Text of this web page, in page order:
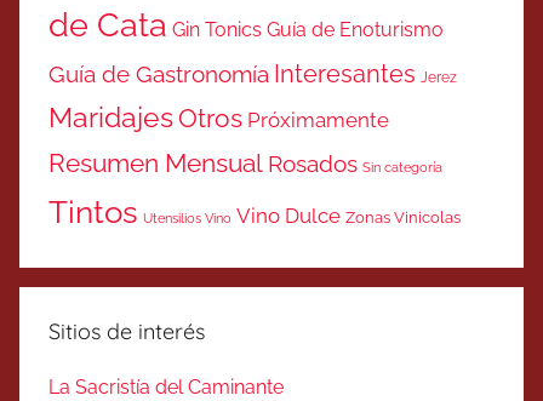
de Cata Gin Tonics Guía de Enoturismo
Guía de Gastronomía Interesantes Jerez
MaridajesOtros Próximamente
Resumen Mensual Rosados Sin categoría
Tintos Utensilios Vino Vino Dulce Zonas Vinicolas
Sitios de interés
La Sacristía del Caminante